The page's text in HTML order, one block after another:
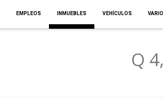
EMPLEOS INMUEBLES VEHÍCULOS
Q